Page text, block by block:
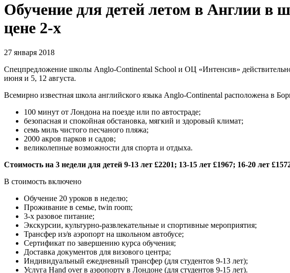
Обучение для детей летом в Англии в
цене 2-х
27 января 2018
Спецпредложение школы Anglo-Continental School и ОЦ «Интенсив» действительно
июня и 5, 12 августа.
Всемирно известная школа английского языка Anglo-Continental расположена в
100 минут от Лондона на поезде или по автостраде;
безопасная и спокойная обстановка, мягкий и здоровый климат;
семь миль чистого песчаного пляжа;
2000 акров парков и садов;
великолепные возможности для спорта и отдыха.
Стоимость на 3 недели для детей 9-13 лет £2201; 13-15 лет £1967; 16-20 лет
В стоимость включено
Обучение 20 уроков в неделю;
Проживание в семье, twin room;
3-х разовое питание;
Экскурсии, культурно-развлекательные и спортивные мероприятия;
Трансфер из/в аэропорт на школьном автобусе;
Сертификат по завершению курса обучения;
Доставка документов для визового центра;
Индивидуальный ежедневный трансфер (для студентов 9-13 лет);
Услуга Hand over в аэропорту в Лондоне (для студентов 9-15 лет).